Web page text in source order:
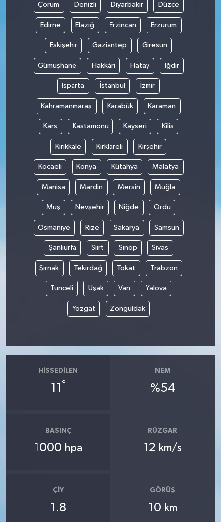
Çorum Denizli Diyarbakır Düzce
Edirne Elazığ Erzincan Erzurum
Eskişehir Gaziantep Giresun
Gümüşhane Hakkâri Hatay Iğdır
Isparta İstanbul İzmir
Kahramanmaraş Karabük Karaman
Kars Kastamonu Kayseri Kilis
Kırıkkale Kırklareli Kırşehir
Kocaeli Konya Kütahya Malatya
Manisa Mardin Mersin Muğla
Muş Nevşehir Niğde Ordu
Osmaniye Rize Sakarya Samsun
Şanlıurfa Siirt Sinop Sivas
Şırnak Tekirdağ Tokat Trabzon
Tunceli Uşak Van Yalova
Yozgat Zonguldak
HISSEDILEN
11 °
NEM
%54
BASINÇ
1000 hpa
RÜZGAR
12 km/s
ÇIY
1.8
GÖRÜŞ
10 km